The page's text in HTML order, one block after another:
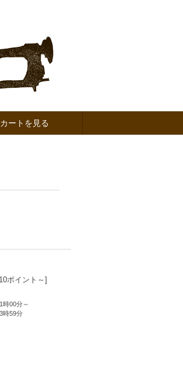
カートを見る
ポイント～]
時00分～
時59分